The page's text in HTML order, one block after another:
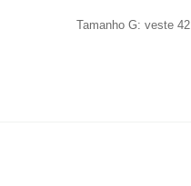
Tamanho G: veste 42